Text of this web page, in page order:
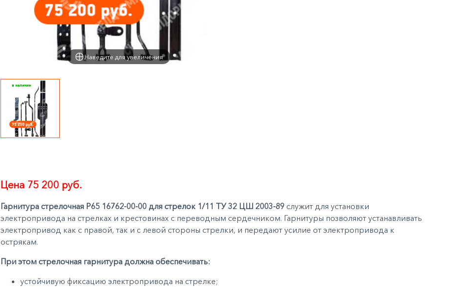
Наведите для увеличения
Цена 75 200 руб.
Гарнитура стрелочная Р65 16762-00-00 для стрелок 1/11 ТУ 32 ЦШ 2003-89 служит для установки
электропривода на стрелках и крестовинах с переводным сердечником. Гарнитуры позволяют устанавливать
электропривод как с правой, так и с левой стороны стрелки, и передают усилие от электропривода к
острякам.
При этом стрелочная гарнитура должна обеспечивать:
устойчивую фиксацию электропривода на стрелке;